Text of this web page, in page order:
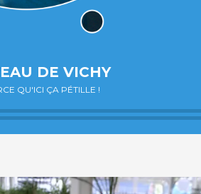
DE VICHY
QU'ICI ÇA PÉTILLE !